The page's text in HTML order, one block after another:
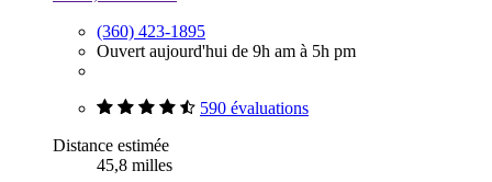
(360) 423-1895
Ouvert aujourd'hui de 9h am à 5h pm
590 évaluations
Distance estimée
45,8 milles